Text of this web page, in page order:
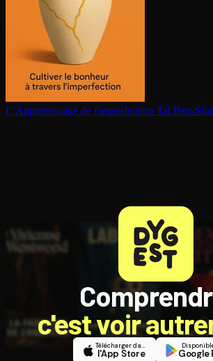
L’Ap­pren­tis­sage de l'im­per­fec­tion Tal Ben-
c'est voir
Télécharger dans
l'App Store Google